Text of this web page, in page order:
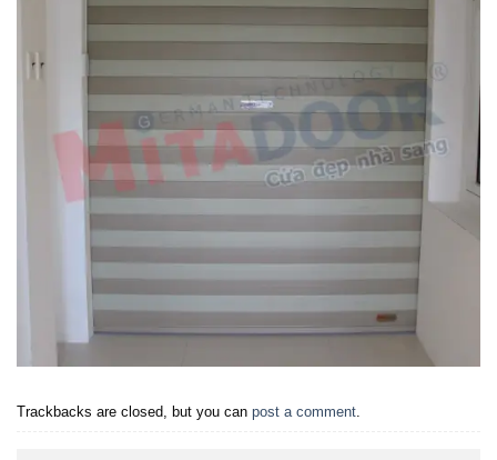
Trackbacks are closed, but you can post a comment